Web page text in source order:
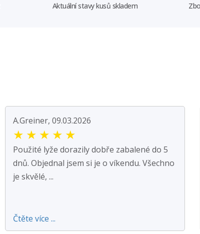
Aktuální stavy kusů skladem
A.Greiner, 09.03.2026
★ ★ ★ ★ ★
Použité lyže dorazily dobře zabalené do 5
dnů. Objednal jsem si je o víkendu. Všechno
je skvělé, ...
Čtěte více ...